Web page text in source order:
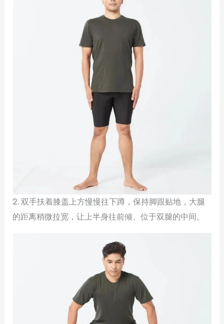
2. 双手扶着膝盖上方慢慢往下蹲，保持脚跟贴地，大腿
的距离稍微拉宽，让上半身往前倾、位于双腿的中间。